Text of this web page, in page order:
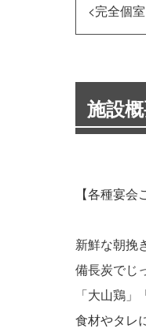
<完全個
施設
【各種宴会
新鮮な朝挽
備長炭でじ
「大山鶏
食材やタレ